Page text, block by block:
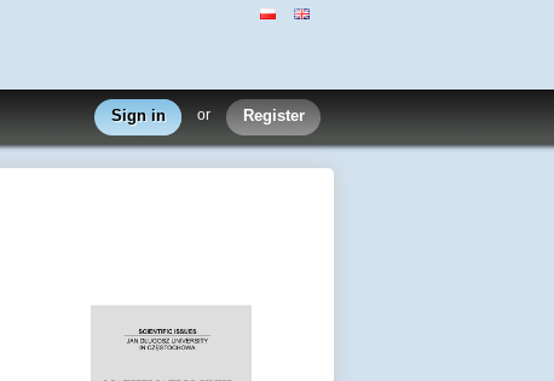
Sign in or Register